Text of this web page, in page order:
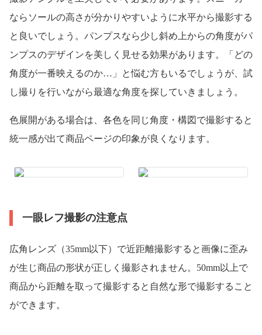
ならソールの高さが分かりやすいように水平から撮影する
と良いでしょう。パンプスなら少し斜め上からの角度がパ
ンプスのデザインを美しく見せる効果があります。「どの
角度が一番映えるのか…」と悩む方もいるでしょうが、試
し撮りを行いながら最適な角度を探していきましょう。
色展開がある場合は、各色を同じ角度・構図で撮影すると
統一感が出て商品ページの印象が良くなります。
一眼レフ撮影の注意点
広角レンズ（35mm以下）で近距離撮影すると画像に歪み
が生じ商品の形状が正しく撮影されません。50mm以上で
商品から距離を取って撮影すると自然な形で撮影すること
ができます。